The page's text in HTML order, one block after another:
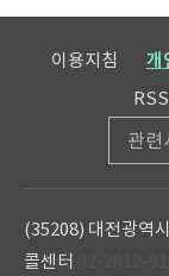
이용지침 개
RSS
관련
(35208) 대전광역
콜센터